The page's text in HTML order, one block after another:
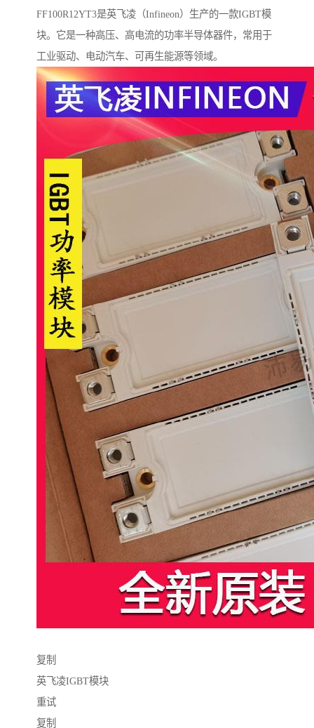
FF100R12YT3是英飞凌（Infineon）生产的一款IGBT模
块。它是一种高压、高电流的功率半导体器件，常用于
工业驱动、电动汽车、可再生能源等领域。
复制
英飞凌IGBT模块
重试
复制